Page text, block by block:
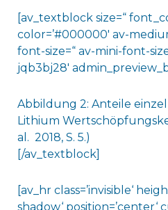
[av_textblock size=“
color=’#000000′ av-
font-size=“ av-mini-font-
jqb3bj28′
Abbildung 2: Anteile
Lithium
al. 2018, S. 5.)
[/av_textblock]
[av_hr class=’invisible‘
shadow‘ position=’center‘